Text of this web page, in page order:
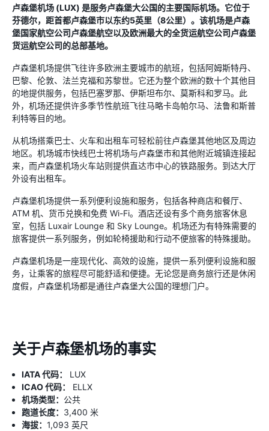
卢森堡机场 (LUX) 是服务卢森堡大公国的主要国际机场。它位于
芬德尔，距首都卢森堡市以东约5英里（8公里）。该机场是卢森
堡国家航空公司卢森堡航空以及欧洲最大的全货运航空公司卢森堡
货运航空公司的总部基地。
卢森堡机场提供飞往许多欧洲主要城市的航班，包括阿姆斯特丹、
巴黎、伦敦、法兰克福和苏黎世。它还为整个欧洲的数十个其他目
的地提供服务，包括巴塞罗那、伊斯坦布尔、莫斯科和罗马。此
外，机场还提供许多季节性航班飞往马略卡岛帕尔马、法鲁和斯普
利特等目的地。
从机场搭乘巴士、火车和出租车可轻松前往卢森堡其他地区及周边
地区。机场城市快线巴士将机场与卢森堡市和其他附近城镇连接起
来，而卢森堡机场火车站则提供直达市中心的铁路服务。到达大厅
外设有出租车。
卢森堡机场提供一系列便利设施和服务，包括各种商店和餐厅、
ATM 机、货币兑换和免费 Wi-Fi。酒店还设有多个商务旅客休息
室，包括 Luxair Lounge 和 Sky Lounge。机场还为有特殊需要的
旅客提供一系列服务，例如轮椅援助和行动不便旅客的特殊援助。
卢森堡机场是一座现代化、高效的设施，提供一系列便利设施和服
务，让乘客的旅程尽可能舒适和便捷。无论您是商务旅行还是休闲
度假，卢森堡机场都是通往卢森堡大公国的理想门户。
关于卢森堡机场的事实
IATA 代码：
LUX
ICAO 代码：
ELLX
机场类型： 公共
跑道长度： 3,400 米
海拔： 1,093 英尺